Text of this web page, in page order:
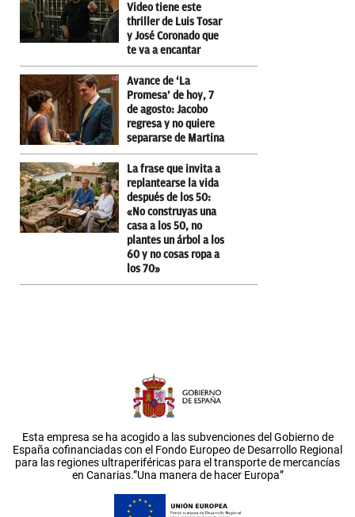
Video tiene este
thriller de Luis Tosar
y José Coronado que
te va a encantar
Avance de ‘La
Promesa’ de hoy, 7
de agosto: Jacobo
regresa y no quiere
separarse de Martina
La frase que invita a
replantearse la vida
después de los 50:
«No construyas una
casa a los 50, no
plantes un árbol a los
60 y no cosas ropa a
los 70»
Esta empresa se ha acogido a las subvenciones del Gobierno de
España cofinanciadas con el Fondo Europeo de Desarrollo Regional
para las regiones ultraperiféricas para el transporte de mercancías
en Canarias.”Una manera de hacer Europa”